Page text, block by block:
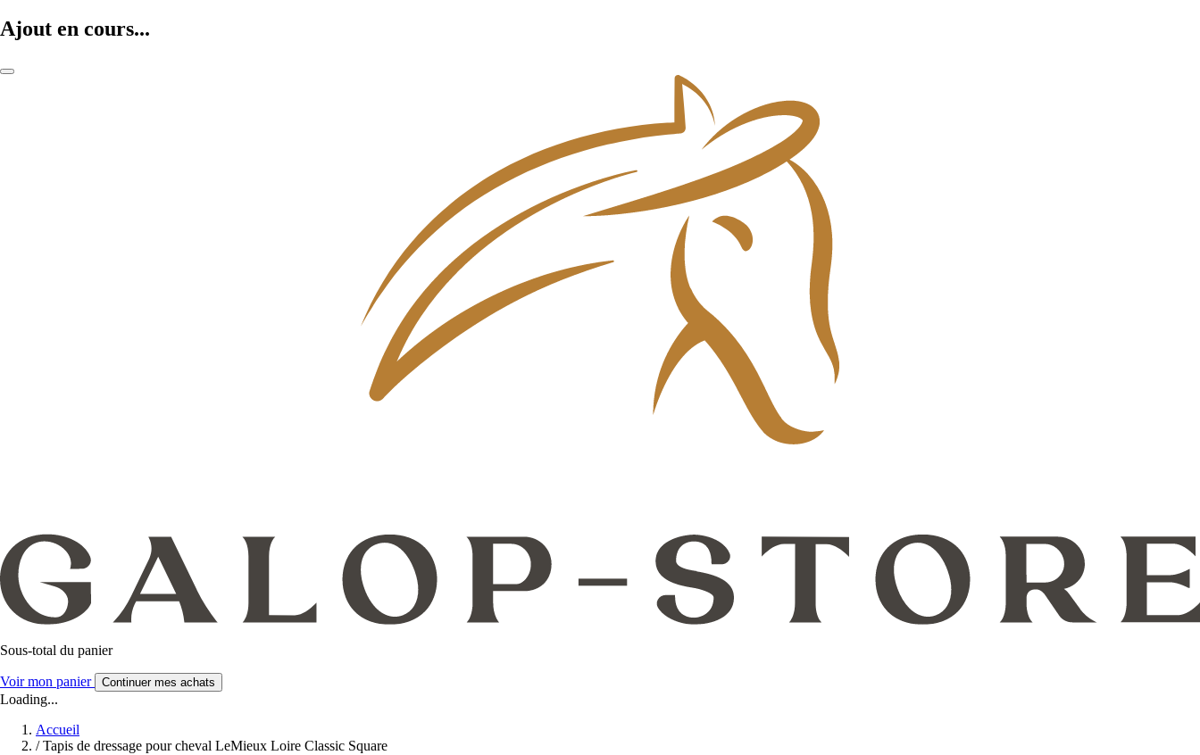
Ajout en cours...
Sous-total du panier
Voir mon panier Continuer mes achats
Loading...
Accueil
/ Tapis de dressage pour cheval LeMieux Loire Classic Square